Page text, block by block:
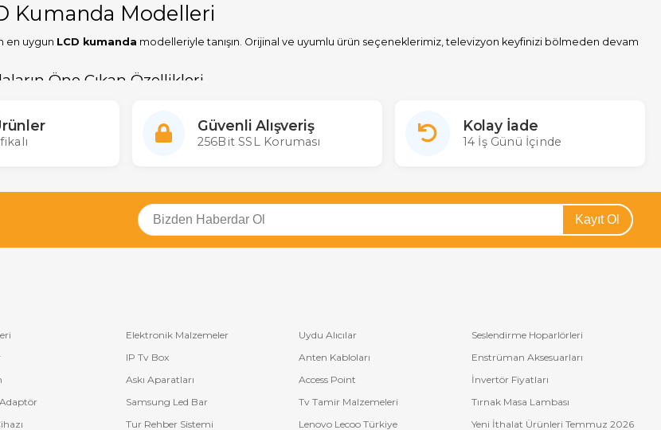
Kumanda Modelleri
en uygun LCD kumanda modelleriyle tanışın. Orijinal ve uyumlu ürün seçeneklerimiz, televizyon keyfinizi bölmeden devam
Öne Çıkan Özellikleri
Güvenli Alışveriş
256Bit SSL Koruması
Kolay İade
14 İş Günü İçinde
Kayıt Ol
Elektronik Malzemeler Uydu Alıcılar
Seslendirme Hoparlörleri
IP Tv Box Anten Kabloları
Enstrüman Aksesuarları
Askı Aparatları Access Point
İnvertör Fiyatları
Samsung Led Bar Tv Tamir Malzemeleri
Tırnak Masa Lambası
Tur Rehber Sistemi Lenovo Lecoo Türkiye Yeni İthalat Ürünleri Temmuz 2026